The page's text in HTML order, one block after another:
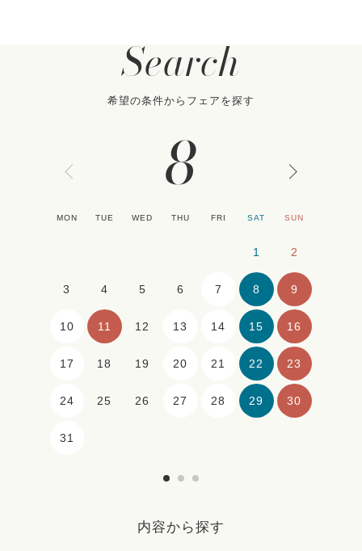
Search
希望の条件からフェアを探す
8
MON TUE WED THU FRI SAT SUN
1 2
3 4 5 6 7 8 9
10 11 12 13 14 15 16
17 18 19 20 21 22 23
24 25 26 27 28 29 30
31
内容から探す